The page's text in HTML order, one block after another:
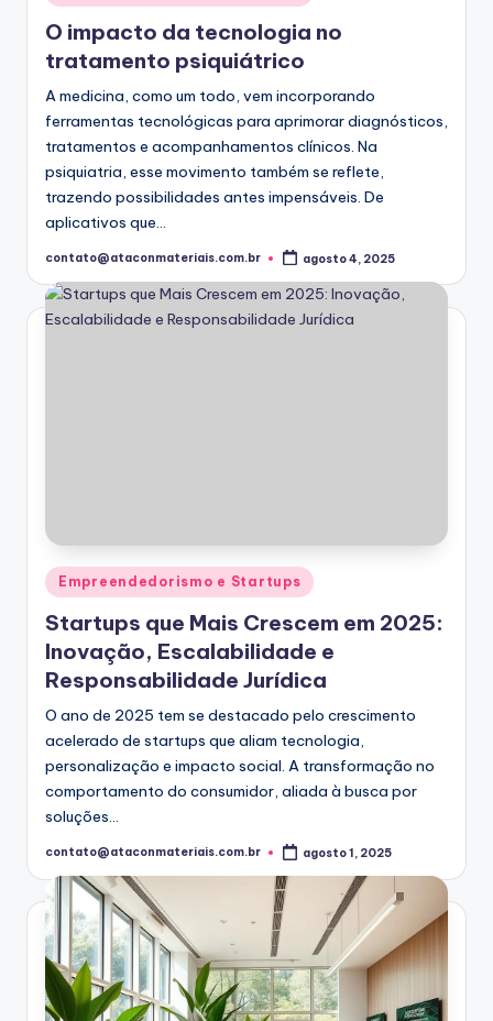
in
O impacto da tecnologia no
tratamento psiquiátrico
A medicina, como um todo, vem incorporando
ferramentas tecnológicas para aprimorar diagnósticos,
tratamentos e acompanhamentos clínicos. Na
psiquiatria, esse movimento também se reflete,
trazendo possibilidades antes impensáveis. De
aplicativos que…
Posted
contato@ataconmateriais.com.br agosto 4, 2025
Posted
in
Empreendedorismo e Startups
Startups que Mais Crescem em 2025:
Inovação, Escalabilidade e
Responsabilidade Jurídica
O ano de 2025 tem se destacado pelo crescimento
acelerado de startups que aliam tecnologia,
personalização e impacto social. A transformação no
comportamento do consumidor, aliada à busca por
soluções…
Posted
contato@ataconmateriais.com.br agosto 1, 2025